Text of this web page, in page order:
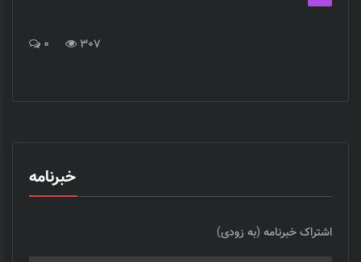
0 307
خبرنامه
اشتراک خبرنامه (به زودی)